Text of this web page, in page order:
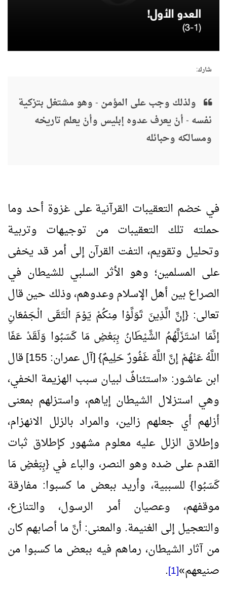
شارك:
ولذلك وجب على المؤمن - وهو مشتغل بتزكية
نفسه - أنْ يعرف عدوه إبليس وأنْ يعلم تاريخه
ومسالكه وحبائله
في خضم التعقيبات القرآنية على غزوة أحد وما
حملته تلك التعقيبات من توجيهات وتربية
وتحليل وتقويم، التفت القرآن إلى أمر قد يخفى
على المسلمين؛ وهو الأثر السلبي للشيطان في
الصراع بين أهل الإسلام وعدوهم، وذلك حين قال
تعالى: {إنَّ الَّذِينَ تَوَلَّوْا مِنكُمْ يَوْمَ الْتَقَى الْـجَمْعَانِ
إنَّمَا اسْتَزَلَّهُمُ الشَّيْطَانُ بِبَعْضِ مَا كَسَبُوا وَلَقَدْ عَفَا
اللَّهُ عَنْهُمْ إنَّ اللَّهَ غَفُورٌ حَلِيمٌ} [آل عمران: 155] قال
ابن عاشور: «استئنافٌ لبيان سبب الهزيمة الخفي،
وهي استزلال الشيطان إياهم، واستزلهم بمعنى
أزلهم أي جعلهم زالين، والمراد بالزلل الانهزام،
وإطلاق الزلل عليه معلوم مشهور كإطلاق ثبات
القدم على ضده وهو النصر، والباء في {بِبَعْضِ مَا
كَسَبُوا} للسببية، وأريد ببعض ما كسبوا: مفارقة
موقفهم، وعصيان أمر الرسول، والتنازع،
والتعجيل إلى الغنيمة. والمعنى: أنَّ ما أصابهم كان
من آثار الشيطان، رماهم فيه ببعض ما كسبوا من
صنيعهم»
[1]
.